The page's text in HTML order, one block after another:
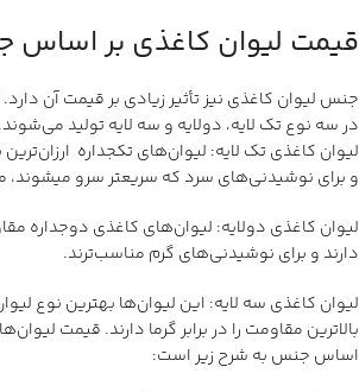
قیمت لیوان کاغذی بر
جنس لیوان کاغذی نیز تأثیر زیادی بر قیمت آن
در سه نوع تک لایه، دولایه و سه لایه تولید می‌شوند.
لیوان کاغذی تک لایه: لیوان‌های تکجداره
و برای نوشیدنی‌های سرد که سریعتر سرو میشوند،
لیوان کاغذی دولایه: لیوان‌های کاغذی دوجداره
دارند و برای نوشیدنی‌های گرم مناسب‌ترند.
لیوان کاغذی سه لایه: این لیوان‌ها بهترین نوع
اساس جنس به شرح زیر است: